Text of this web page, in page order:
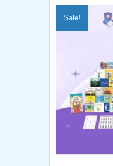
Sale!